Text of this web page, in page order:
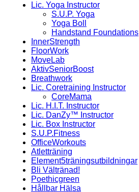
Lic. Yoga Instructor
S.U.P. Yoga
Yoga Boll
Handstand Foundations
InnerStrength
FloorWork
MoveLab
AktivSeniorBoost
Breathwork
Lic. Coretraining Instructor
CoreMama
Lic. H.I.T. Instructor
Lic. DanZy™ Instructor
Lic. Box Instructor
S.U.P.Fitness
OfficeWorkouts
Atletträning
Element5träningsutbildningar
Bli Vältränad!
Poethicgreen
Hållbar Hälsa